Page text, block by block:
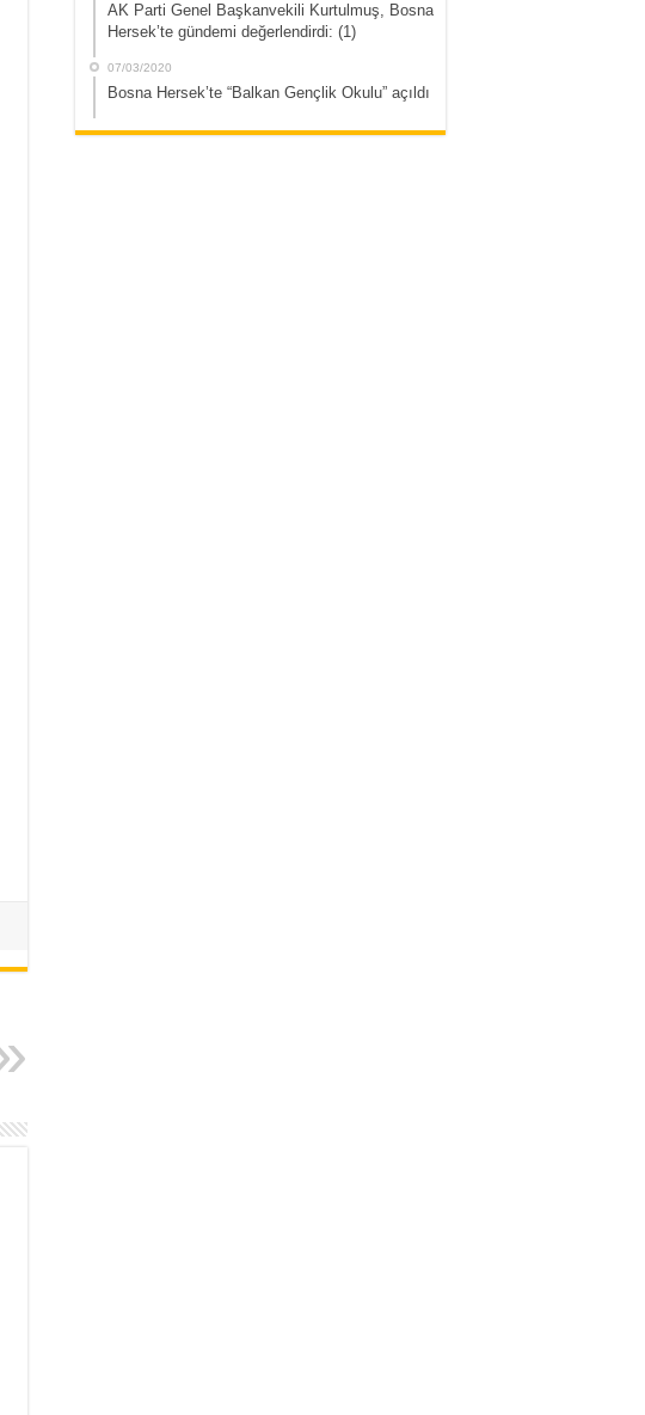
AK Parti Genel Başkanvekili Kurtulmuş, Bosna
Hersek’te gündemi değerlendirdi: (1)
07/03/2020
Bosna Hersek’te “Balkan Gençlik Okulu” açıldı